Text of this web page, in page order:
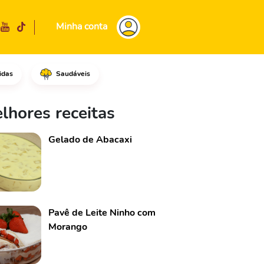
Minha conta
Saudáveis
água e as
receitas
Gelado de Abacaxi
Pavê de Leite Ninho com
Morango